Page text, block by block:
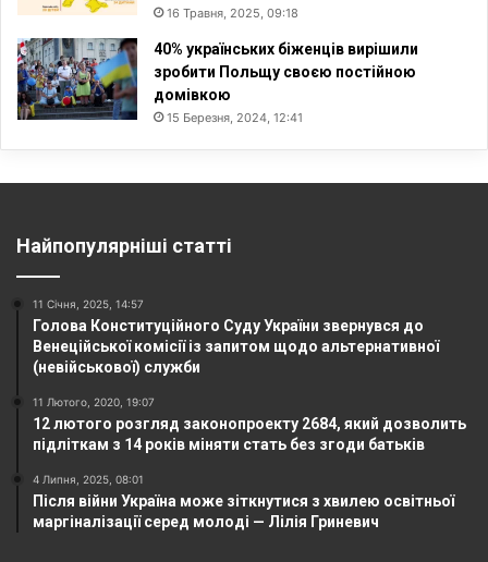
16 Травня, 2025, 09:18
40% українських біженців вирішили
зробити Польщу своєю постійною
домівкою
15 Березня, 2024, 12:41
Найпопулярніші статті
11 Січня, 2025, 14:57
Голова Конституційного Суду України звернувся до
Венеційської комісії із запитом щодо альтернативної
(невійськової) служби
11 Лютого, 2020, 19:07
12 лютого розгляд законопроекту 2684, який дозволить
підліткам з 14 років міняти стать без згоди батьків
4 Липня, 2025, 08:01
Після війни Україна може зіткнутися з хвилею освітньої
маргіналізації серед молоді — Лілія Гриневич